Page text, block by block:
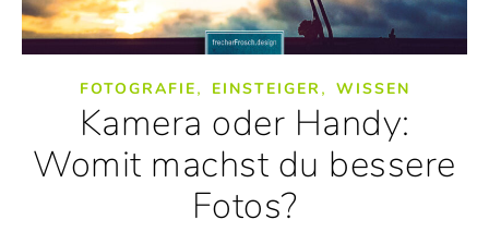
FOTOGRAFIE, EINSTEIGER , WISSEN
Kamera oder Handy:
Womit machst du bessere
Fotos?